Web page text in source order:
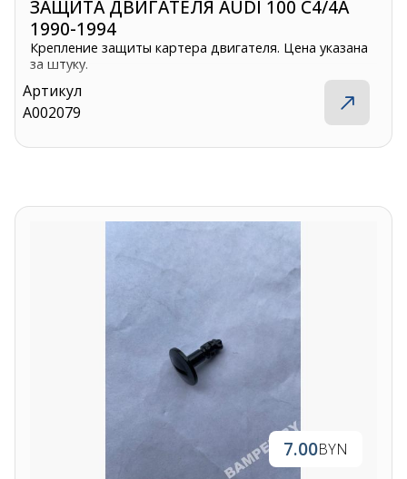
ЗАЩИТА ДВИГАТЕЛЯ AUDI 100 C4/4A
1990-1994
Крепление защиты картера двигателя. Цена указана
за штуку.
Артикул
A002079
7.00BYN